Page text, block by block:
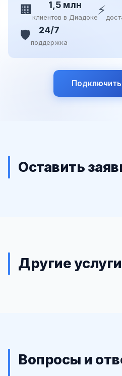
🏢 1,5 млн
клиентов в Диадоке⚡
🛡️ 24/7
поддержка
Оставить
Другие
Вопросы и